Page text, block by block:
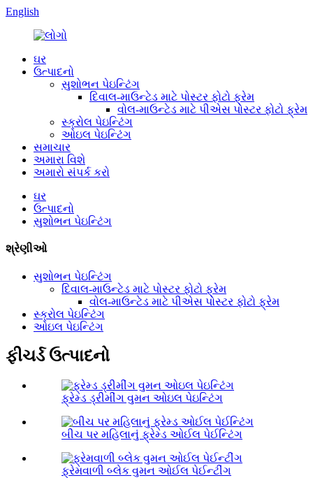
English
ઘર
ઉત્પાદનો
સુશોભન પેઇન્ટિંગ
દિવાલ-માઉન્ટેડ માટે પોસ્ટર ફોટો ફ્રેમ
વોલ-માઉન્ટેડ માટે પીએસ પોસ્ટર ફોટો ફ્રેમ
સ્ક્રોલ પેઇન્ટિંગ
ઓઇલ પેઇન્ટિંગ
સમાચાર
અમારા વિશે
અમારો સંપર્ક કરો
ઘર
ઉત્પાદનો
સુશોભન પેઇન્ટિંગ
શ્રેણીઓ
સુશોભન પેઇન્ટિંગ
દિવાલ-માઉન્ટેડ માટે પોસ્ટર ફોટો ફ્રેમ
વોલ-માઉન્ટેડ માટે પીએસ પોસ્ટર ફોટો ફ્રેમ
સ્ક્રોલ પેઇન્ટિંગ
ઓઇલ પેઇન્ટિંગ
ફીચર્ડ ઉત્પાદનો
ફ્રેમ્ડ ડ્રીમીંગ વુમન ઓઇલ પેઇન્ટિંગ
બીચ પર મહિલાનું ફ્રેમ્ડ ઓઈલ પેઈન્ટિંગ
ફ્રેમવાળી બ્લેક વુમન ઓઈલ પેઈન્ટીંગ